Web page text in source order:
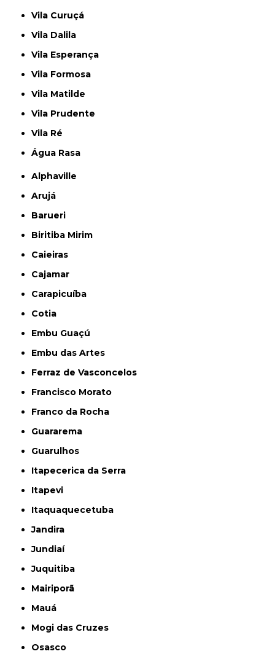
Vila Curuçá
Vila Dalila
Vila Esperança
Vila Formosa
Vila Matilde
Vila Prudente
Vila Ré
Água Rasa
Alphaville
Arujá
Barueri
Biritiba Mirim
Caieiras
Cajamar
Carapicuíba
Cotia
Embu Guaçú
Embu das Artes
Ferraz de Vasconcelos
Francisco Morato
Franco da Rocha
Guararema
Guarulhos
Itapecerica da Serra
Itapevi
Itaquaquecetuba
Jandira
Jundiaí
Juquitiba
Mairiporã
Mauá
Mogi das Cruzes
Osasco